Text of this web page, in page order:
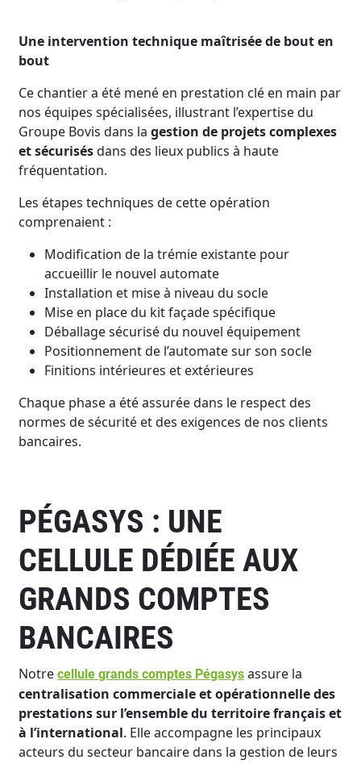
Une intervention technique maîtrisée de bout en
bout
Ce chantier a été mené en prestation clé en main par
nos équipes spécialisées, illustrant l’expertise du
Groupe Bovis dans lagestion de projets complexes
et sécurisésdans des lieux publics à haute
fréquentation.
Les étapes techniques de cette opération
comprenaient :
Modification de la trémie existante pour
accueillir le nouvel automate
Installation et mise à niveau du socle
Mise en place du kit façade spécifique
Déballage sécurisé du nouvel équipement
Positionnement de l’automate sur son socle
Finitions intérieures et extérieures
Chaque phase a été assurée dans le respect des
normes de sécurité et des exigences de nos clients
bancaires.
PÉGASYS : UNE
CELLULE DÉDIÉE AUX
GRANDS COMPTES
BANCAIRES
Notrecellule grands comptes Pégasys assure la
centralisation commerciale et opérationnelle des
prestations sur l’ensemble du territoire français et
à l’international. Elle accompagne les principaux
acteurs du secteur bancaire dans la gestion de leurs